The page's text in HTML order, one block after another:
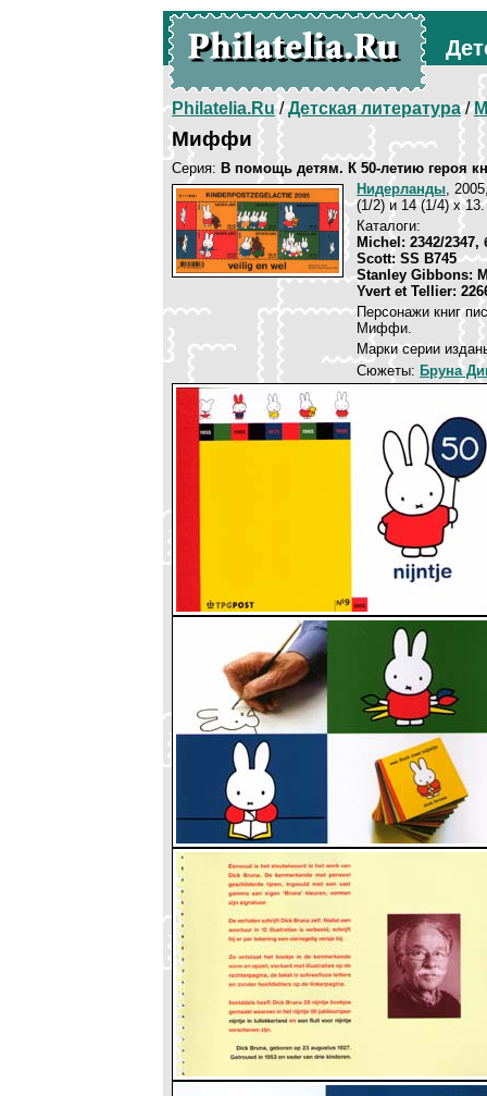
Philatelia.Ru/Детская литература/
Миффи
Серия: В помощь детям. К 50-летию героя
Нидерланды,
(1/2) и 14 (1/4) х
Каталоги:
Michel: 2342/2347,
Scott: SS B745
Stanley Gibbons:
Yvert et Tellier:
Персонажи книг
Миффи.
Марки серии
Сюжеты: Бруна